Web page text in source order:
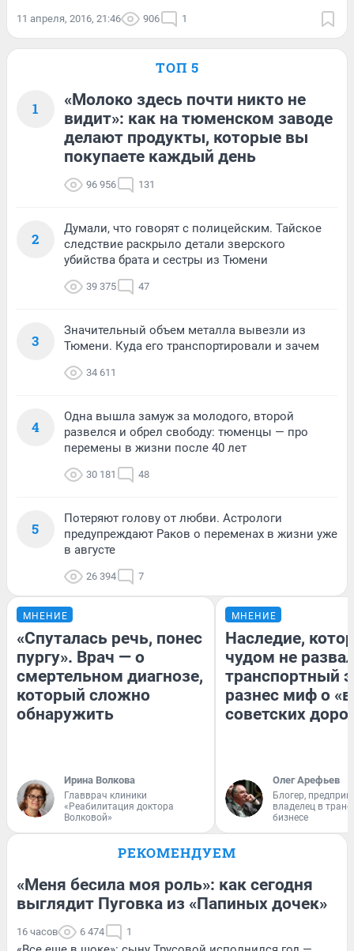
11 апреля, 2016, 21:46 906 1
ТОП 5
1
«Молоко здесь почти никто не
видит»: как на тюменском заводе
делают продукты, которые вы
покупаете каждый день
96 956 131
2
Думали, что говорят с полицейским. Тайское
следствие раскрыло детали зверского
убийства брата и сестры из Тюмени
39 375 47
3
Значительный объем металла вывезли из
Тюмени. Куда его транспортировали и зачем
34 611
4
Одна вышла замуж за молодого, второй
развелся и обрел свободу: тюменцы — про
перемены в жизни после 40 лет
30 181 48
5
Потеряют голову от любви. Астрологи
предупреждают Раков о переменах в жизни уже
в августе
26 394 7
МНЕНИЕ
«Спуталась речь, понес
пургу». Врач — о
смертельном диагнозе,
который сложно
обнаружить
Ирина Волкова
Главврач клиники
«Реабилитация доктора
Волковой»
МНЕНИЕ
Наследие,
чудом не
транспортный
разнес миф о
советских
Олег Арефьев
Блогер,
владелец в
бизнесе
РЕКОМЕНДУЕМ
«Меня бесила моя роль»: как сегодня
выглядит Пуговка из «Папиных дочек»
16 часов 6 474 1